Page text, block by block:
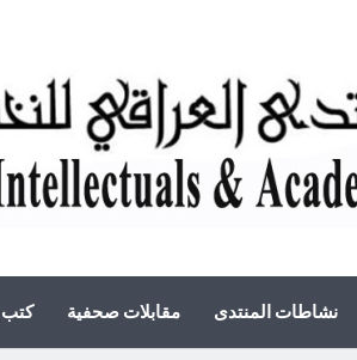
نشاطات المنتدى مقابلات صحفية كتب